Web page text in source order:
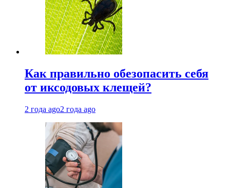
Как правильно обезопасить себя
от иксодовых клещей?
2 года ago2 года ago